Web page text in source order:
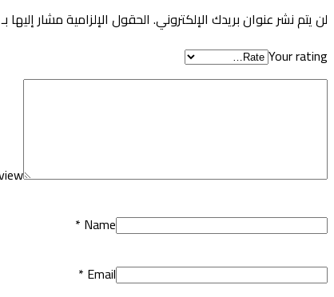
لن يتم نشر عنوان بريدك الإلكتروني. الحقول الإلزامية مشار إليها بـ
Your rating
Name
*
Email
*